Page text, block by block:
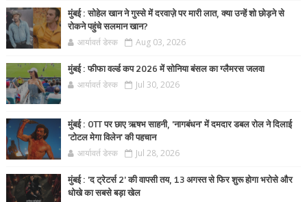
मुंबई : सोहेल खान ने गुस्से में दरवाज़े पर मारी लात, क्या उन्हें शो छोड़ने से
रोकने पहुंचे सलमान खान?
आर्यावर्त डेस्क Aug 03, 2026
मुंबई : फीफा वर्ल्ड कप 2026 में सोनिया बंसल का ग्लैमरस जलवा
आर्यावर्त डेस्क Jul 30, 2026
मुंबई : OTT पर छाए ऋषभ साहनी, 'नागबंधन' में दमदार डबल रोल ने दिलाई
'टोटल मेगा विलेन' की पहचान
आर्यावर्त डेस्क Jul 28, 2026
मुंबई : 'द ट्रेटर्स 2' की वापसी तय, 13 अगस्त से फिर शुरू होगा भरोसे और
धोखे का सबसे बड़ा खेल